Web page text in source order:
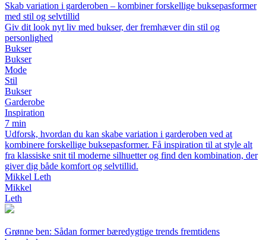
Skab variation i garderoben – kombiner forskellige buksepasformer
med stil og selvtillid
Giv dit look nyt liv med bukser, der fremhæver din stil og
personlighed
Bukser
Bukser
Mode
Stil
Bukser
Garderobe
Inspiration
7 min
Udforsk, hvordan du kan skabe variation i garderoben ved at
kombinere forskellige buksepasformer. Få inspiration til at style alt
fra klassiske snit til moderne silhuetter og find den kombination, der
giver dig både komfort og selvtillid.
Mikkel Leth
Mikkel
Leth
Grønne ben: Sådan former bæredygtige trends fremtidens